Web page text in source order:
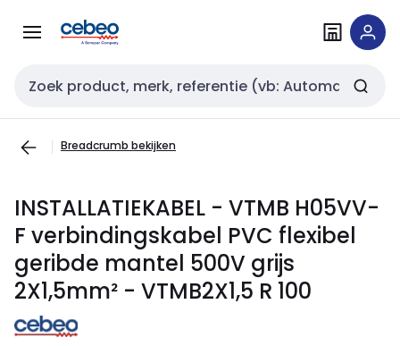
naar
naar
Zoekveld invoer
Breadcrumb bekijken
INSTALLATIEKABEL - VTMB H05VV-
F verbindingskabel PVC flexibel
geribde mantel 500V grijs
2X1,5mm² - VTMB2X1,5 R 100